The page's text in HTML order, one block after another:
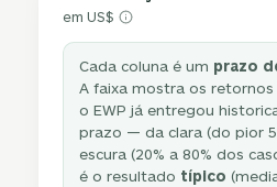
em US$
Cada coluna é um prazo
A faixa mostra os retornos
o EWP já entregou
prazo — da clara (do pior
escura (20% a 80% dos
é o resultado típico